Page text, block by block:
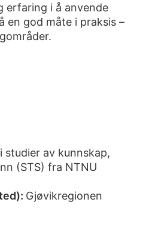
erfaring i å anvende
en god måte i praksis –
studier av kunnskap,
(STS) fra NTNU
Gjøvikregionen